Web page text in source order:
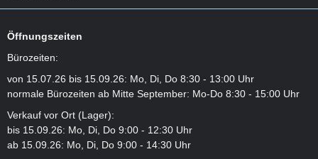
Öffnungszeiten
Bürozeiten:
von 15.07.26 bis 15.09.26: Mo, Di, Do 8:30 - 13:00 Uhr
normale Bürozeiten ab Mitte September: Mo-Do 8:30 - 15:00 Uhr
Verkauf vor Ort (Lager):
bis 15.09.26: Mo, Di, Do 9:00 - 12:30 Uhr
ab 15.09.26: Mo, Di, Do 9:00 - 14:30 Uhr